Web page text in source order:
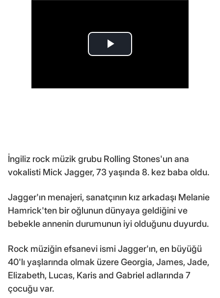
İngiliz rock müzik grubu Rolling Stones'un ana
vokalisti Mick Jagger, 73 yaşında 8. kez baba oldu.
Jagger'ın menajeri, sanatçının kız arkadaşı Melanie
Hamrick'ten bir oğlunun dünyaya geldiğini ve
bebekle annenin durumunun iyi olduğunu duyurdu.
Rock müziğin efsanevi ismi Jagger'ın, en büyüğü
40'lı yaşlarında olmak üzere Georgia, James, Jade,
Elizabeth, Lucas, Karis and Gabriel adlarında 7
çocuğu var.